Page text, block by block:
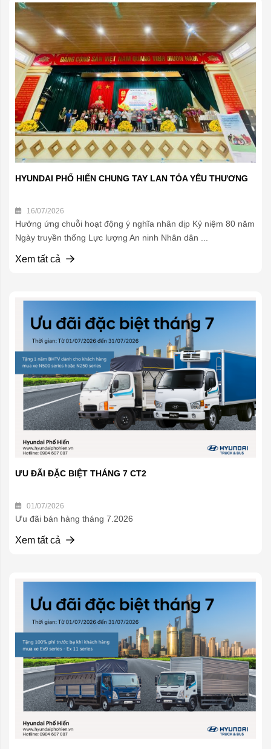
HYUNDAI PHỐ HIẾN CHUNG TAY LAN TỎA YÊU THƯƠNG
16/07/2026
Hưởng ứng chuỗi hoạt động ý nghĩa nhân dịp Kỷ niệm 80 năm
Ngày truyền thống Lực lượng An ninh Nhân dân ...
Xem tất cả
ƯU ĐÃI ĐẶC BIỆT THÁNG 7 CT2
01/07/2026
Ưu đãi bán hàng tháng 7.2026
Xem tất cả